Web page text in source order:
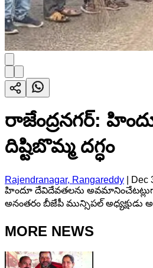
రాజేంద్రనగర్:
దిష్టిబొమ్మ దగ్ధం
Rajendranagar, Rangareddy
Dec
హిందూ దేవిదేవతలను అవమానించేటట్లుగా
అనంతరం బీజేపీ మున్సిపల్
MORE NEWS